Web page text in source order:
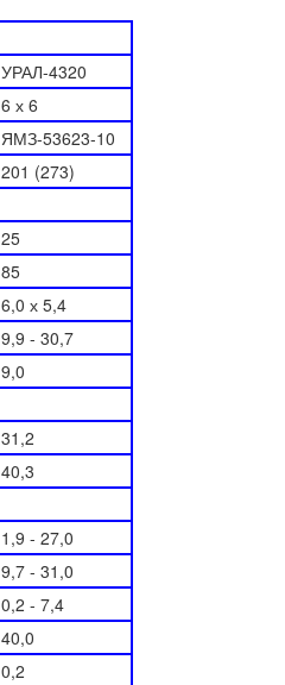
УРАЛ-4320
6 х 6
ЯМЗ-53623-10
201 (273)
25
85
6,0 х 5,4
9,9 - 30,7
9,0
31,2
40,3
1,9 - 27,0
9,7 - 31,0
0,2 - 7,4
40,0
0,2